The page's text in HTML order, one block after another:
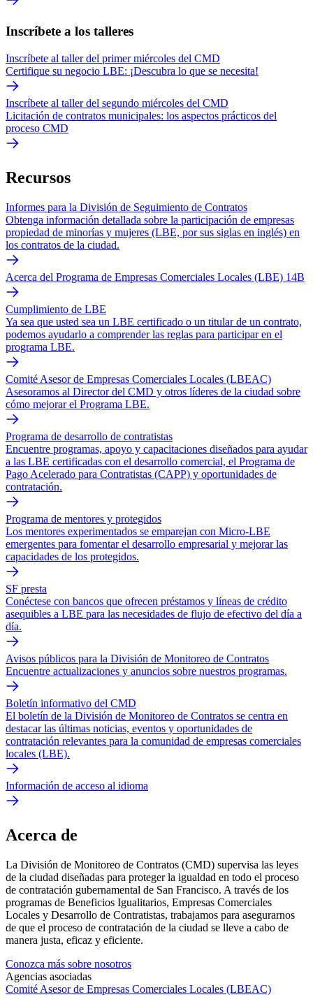
Inscríbete a los talleres
Inscríbete al taller del primer miércoles del CMD
Certifique su negocio LBE: ¡Descubra lo que se necesita!
Inscríbete al taller del segundo miércoles del CMD
Licitación de contratos municipales: los aspectos prácticos del
proceso CMD
Recursos
Informes para la División de Seguimiento de Contratos
Obtenga información detallada sobre la participación de empresas
propiedad de minorías y mujeres (LBE, por sus siglas en inglés) en
los contratos de la ciudad.
Acerca del Programa de Empresas Comerciales Locales (LBE) 14B
Cumplimiento de LBE
Ya sea que usted sea un LBE certificado o un titular de un contrato,
podemos ayudarlo a comprender las reglas para participar en el
programa LBE.
Comité Asesor de Empresas Comerciales Locales (LBEAC)
Asesoramos al Director del CMD y otros líderes de la ciudad sobre
cómo mejorar el Programa LBE.
Programa de desarrollo de contratistas
Encuentre programas, apoyo y capacitaciones diseñados para ayudar
a las LBE certificadas con el desarrollo comercial, el Programa de
Pago Acelerado para Contratistas (CAPP) y oportunidades de
contratación.
Programa de mentores y protegidos
Los mentores experimentados se emparejan con Micro-LBE
emergentes para fomentar el desarrollo empresarial y mejorar las
capacidades de los protegidos.
SF presta
Conéctese con bancos que ofrecen préstamos y líneas de crédito
asequibles a LBE para las necesidades de flujo de efectivo del día a
día.
Avisos públicos para la División de Monitoreo de Contratos
Encuentre actualizaciones y anuncios sobre nuestros programas.
Boletín informativo del CMD
El boletín de la División de Monitoreo de Contratos se centra en
destacar las últimas noticias, eventos y oportunidades de
contratación relevantes para la comunidad de empresas comerciales
locales (LBE).
Información de acceso al idioma
Acerca de
La División de Monitoreo de Contratos (CMD) supervisa las leyes
de la ciudad diseñadas para proteger la igualdad en todo el proceso
de contratación gubernamental de San Francisco. A través de los
programas de Beneficios Igualitarios, Empresas Comerciales
Locales y Desarrollo de Contratistas, trabajamos para asegurarnos
de que el proceso de contratación de la ciudad se lleve a cabo de
manera justa, eficaz y eficiente.
Conozca más sobre nosotros
Agencias asociadas
Comité Asesor de Empresas Comerciales Locales (LBEAC)